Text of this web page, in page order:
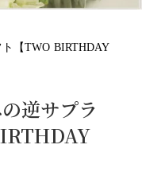
【TWO BIRTHDAY
逆サプラ